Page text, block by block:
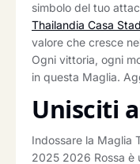
simbolo del tuo
Thailandia Casa
valore che cresce
Ogni vittoria, ogni
in questa Maglia.
Unisciti
Indossare la Maglia
2025 2026 Rossa è